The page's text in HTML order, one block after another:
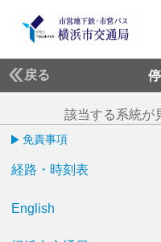
戻る
該当する系統が
免責事項
経路・時刻表
English